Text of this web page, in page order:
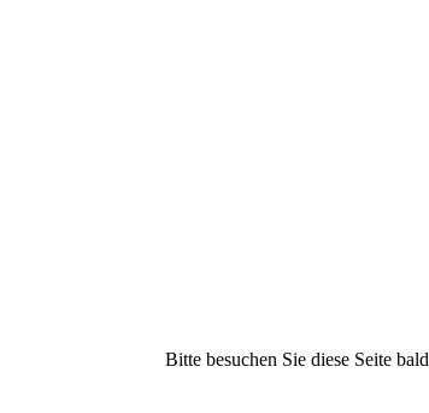
Bitte besuchen Sie diese Seite